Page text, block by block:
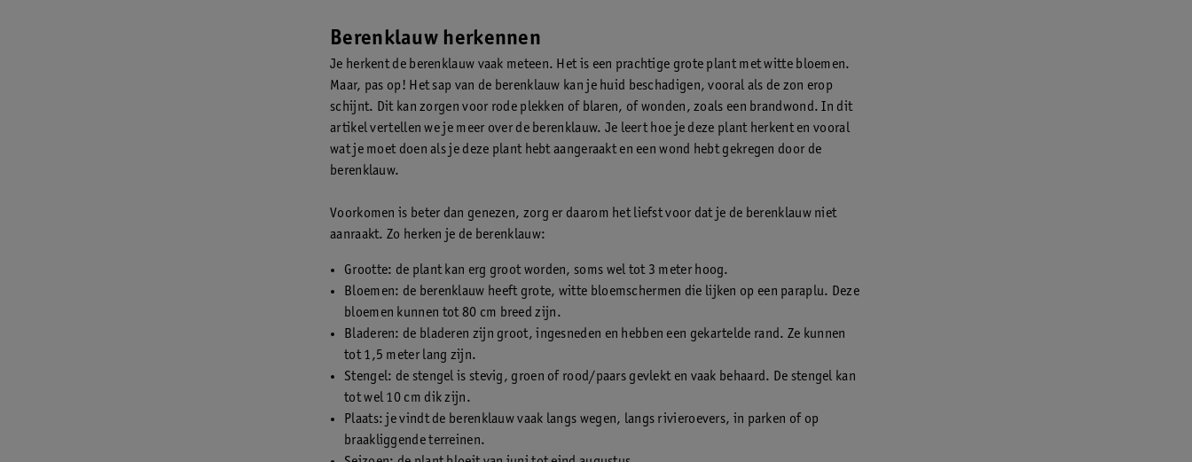
Berenklauw herkennen
Je herkent de berenklauw vaak meteen. Het is een prachtige grote plant met witte bloemen.
Maar, pas op! Het sap van de berenklauw kan je huid beschadigen, vooral als de zon erop
schijnt. Dit kan zorgen voor rode plekken of blaren, of wonden, zoals een brandwond. In dit
artikel vertellen we je meer over de berenklauw. Je leert hoe je deze plant herkent en vooral
wat je moet doen als je deze plant hebt aangeraakt en een wond hebt gekregen door de
berenklauw.
Voorkomen is beter dan genezen, zorg er daarom het liefst voor dat je de berenklauw niet
aanraakt. Zo herken je de berenklauw:
Grootte: de plant kan erg groot worden, soms wel tot 3 meter hoog.
Bloemen: de berenklauw heeft grote, witte bloemschermen die lijken op een paraplu. Deze
bloemen kunnen tot 80 cm breed zijn.
Bladeren: de bladeren zijn groot, ingesneden en hebben een gekartelde rand. Ze kunnen
tot 1,5 meter lang zijn.
Stengel: de stengel is stevig, groen of rood/paars gevlekt en vaak behaard. De stengel kan
tot wel 10 cm dik zijn.
Plaats: je vindt de berenklauw vaak langs wegen, langs rivieroevers, in parken of op
braakliggende terreinen.